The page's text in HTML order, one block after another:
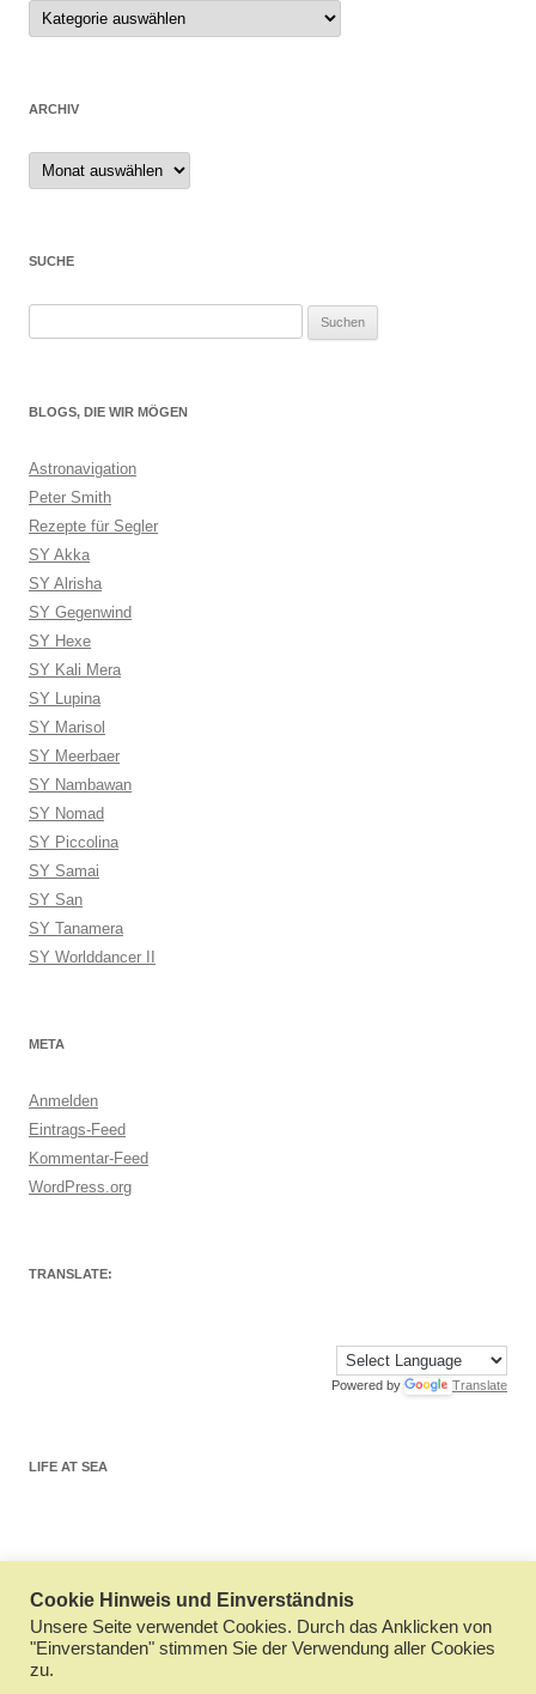
ARCHIV
Archiv
SUCHE
BLOGS, DIE WIR MÖGEN
Astronavigation
Peter Smith
Rezepte für Segler
SY Akka
SY Alrisha
SY Gegenwind
SY Hexe
SY Kali Mera
SY Lupina
SY Marisol
SY Meerbaer
SY Nambawan
SY Nomad
SY Piccolina
SY Samai
SY San
SY Tanamera
SY Worlddancer II
META
Anmelden
Eintrags-Feed
Kommentar-Feed
WordPress.org
TRANSLATE:
Powered by Translate
LIFE AT SEA
Datenschutzerklärung Stolz präsentiert von WordPress
Cookie Hinweis und Einverständnis
Unsere Seite verwendet Cookies. Durch das Anklicken von
"Einverstanden" stimmen Sie der Verwendung aller Cookies
zu.